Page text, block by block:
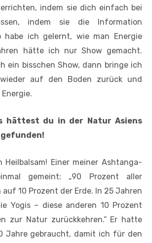
indem sie dich einfach bei
indem sie die Information
habe ich gelernt, wie man Energie
hätte ich nur Show gemacht.
ein bisschen Show, dann bringe ich
auf den Boden zurück und
hättest du in der Natur Asiens
gefunden!
Heilbalsam! Einer meiner Ashtanga-
gemeint: „90 Prozent aller
auf 10 Prozent der Erde. In 25 Jahren
Yogis – diese anderen 10 Prozent
zur Natur zurückkehren.“ Er hatte
Jahre gebraucht, damit ich für den